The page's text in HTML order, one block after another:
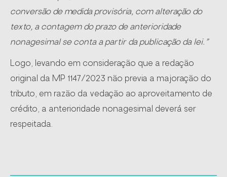
conversão de medida provisória, com alteração do
texto, a contagem do prazo de anterioridade
nonagesimal se conta a partir da publicação da lei.”
Logo, levando em consideração que a redação
original da MP 1147/2023 não previa a majoração do
tributo, em razão da vedação ao aproveitamento de
crédito, a anterioridade nonagesimal deverá ser
respeitada.